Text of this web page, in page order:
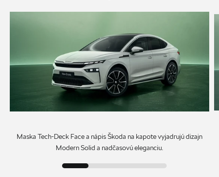
Maska Tech-Deck Face a nápis Škoda na kapote vyjadrujú dizajn
Modern Solid a nadčasovú eleganciu.